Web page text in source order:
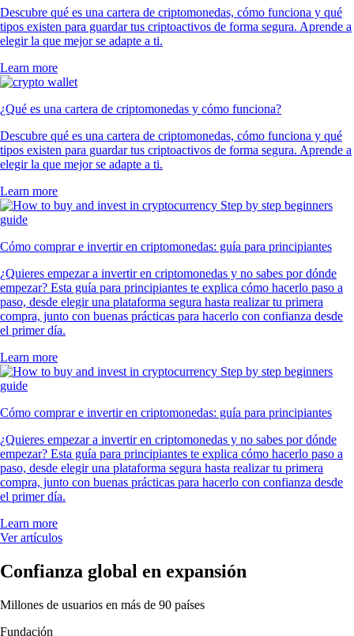
Descubre qué es una cartera de criptomonedas, cómo funciona y qué
tipos existen para guardar tus criptoactivos de forma segura. Aprende a
elegir la que mejor se adapte a ti.
Learn more
¿Qué es una cartera de criptomonedas y cómo funciona?
Descubre qué es una cartera de criptomonedas, cómo funciona y qué
tipos existen para guardar tus criptoactivos de forma segura. Aprende a
elegir la que mejor se adapte a ti.
Learn more
Cómo comprar e invertir en criptomonedas: guía para principiantes
¿Quieres empezar a invertir en criptomonedas y no sabes por dónde
empezar? Esta guía para principiantes te explica cómo hacerlo paso a
paso, desde elegir una plataforma segura hasta realizar tu primera
compra, junto con buenas prácticas para hacerlo con confianza desde
el primer día.
Learn more
Cómo comprar e invertir en criptomonedas: guía para principiantes
¿Quieres empezar a invertir en criptomonedas y no sabes por dónde
empezar? Esta guía para principiantes te explica cómo hacerlo paso a
paso, desde elegir una plataforma segura hasta realizar tu primera
compra, junto con buenas prácticas para hacerlo con confianza desde
el primer día.
Learn more
Ver artículos
Confianza global en expansión
Millones de usuarios en más de 90 países
Fundación